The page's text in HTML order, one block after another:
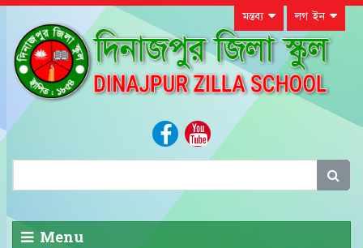
মন্তব্য লগ ইন
Menu